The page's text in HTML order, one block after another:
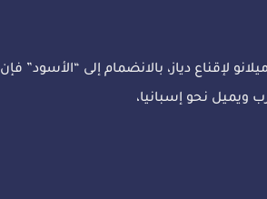
لإقناع دياز، بالانضمام إلى “الأسود” فإن
ويميل نحو إسبانيا،